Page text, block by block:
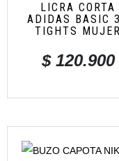
LICRA CORTA
ADIDAS BASIC
TIGHTS MUJER
$120.900